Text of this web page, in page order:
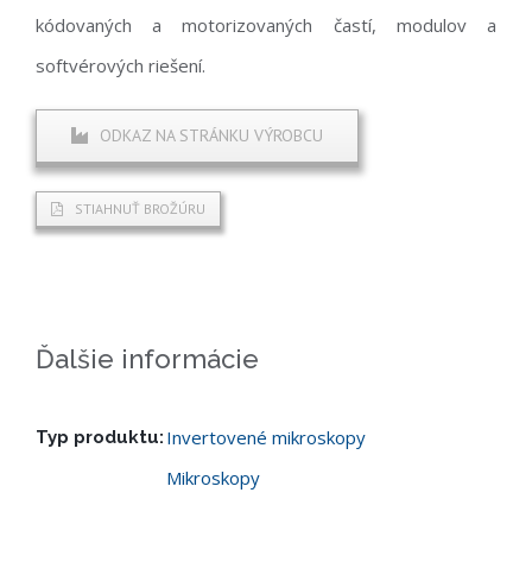
kódovaných a motorizovaných častí, modulov a
softvérových riešení.
ODKAZ NA STRÁNKU VÝROBCU
STIAHNUŤ BROŽÚRU
Ďalšie informácie
Typ produktu: Invertovené mikroskopy
Mikroskopy